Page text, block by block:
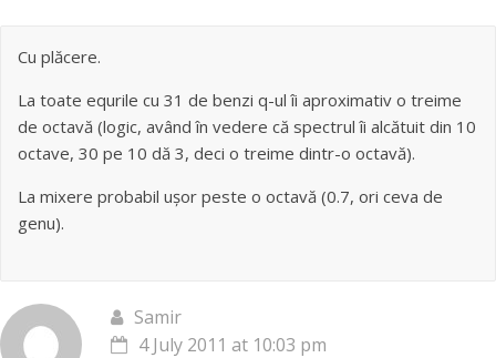
Cu plăcere.
La toate equrile cu 31 de benzi q-ul îi aproximativ o treime
de octavă (logic, având în vedere că spectrul îi alcătuit din 10
octave, 30 pe 10 dă 3, deci o treime dintr-o octavă).
La mixere probabil ușor peste o octavă (0.7, ori ceva de
genu).
Samir
4 July 2011 at 10:03 pm